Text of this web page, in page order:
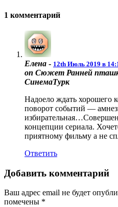
1 комментарий
Елена - 12th Июль 2019 в
on Сюжет Ранней
СинемаТурк
Надоело ждать хорошего
поворот событий —
концепции сериала.
приятному фильму а не
Ответить
Добавить комментарий
Ваш адрес email не будет
помечены *